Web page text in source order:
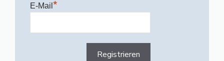
E-Mail *